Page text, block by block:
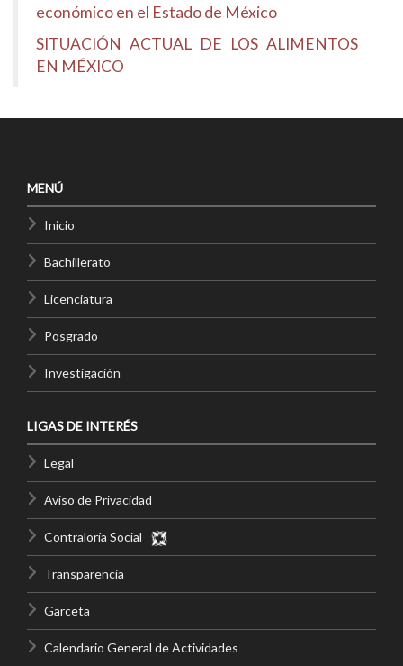
económico en el Estado de México
SITUACIÓN ACTUAL DE LOS ALIMENTOS
EN MÉXICO
MENÚ
Inicio
Bachillerato
Licenciatura
Posgrado
Investigación
LIGAS DE INTERÉS
Legal
Aviso de Privacidad
Contraloría Social
Transparencia
Garceta
Calendario General de Actividades